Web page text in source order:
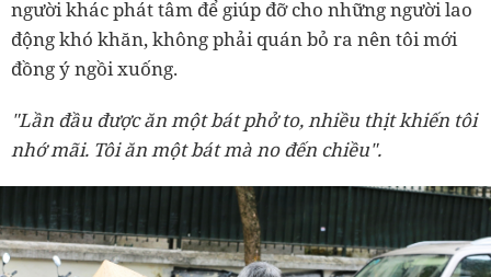
người khác phát tâm để giúp đỡ cho những người lao
động khó khăn, không phải quán bỏ ra nên tôi mới
đồng ý ngồi xuống.
"Lần đầu được ăn một bát phở to, nhiều thịt khiến tôi
nhớ mãi. Tôi ăn một bát mà no đến chiều".